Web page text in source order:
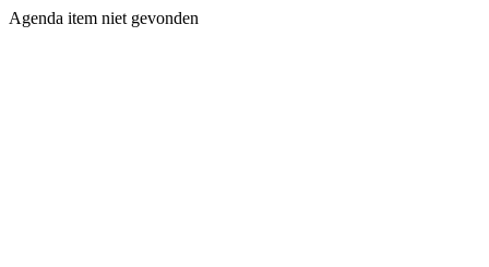
Agenda item niet gevonden